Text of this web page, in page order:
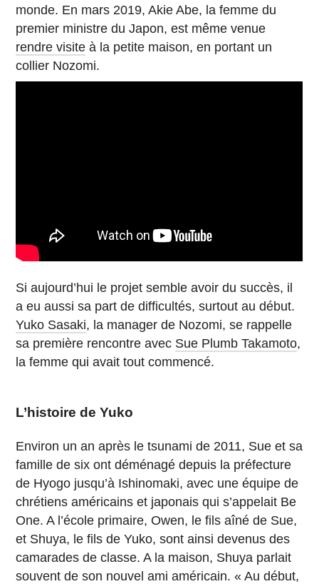
monde. En mars 2019, Akie Abe, la femme du
premier ministre du Japon, est même venue
rendre visite à la petite maison, en portant un
collier Nozomi.
Si aujourd’hui le projet semble avoir du succès, il
a eu aussi sa part de difficultés, surtout au début.
Yuko Sasaki, la manager de Nozomi, se rappelle
sa première rencontre avec Sue Plumb Takamoto,
la femme qui avait tout commencé.
L’histoire de Yuko
Environ un an après le tsunami de 2011, Sue et sa
famille de six ont déménagé depuis la préfecture
de Hyogo jusqu’à Ishinomaki, avec une équipe de
chrétiens américains et japonais qui s’appelait Be
One. A l’école primaire, Owen, le fils aîné de Sue,
et Shuya, le fils de Yuko, sont ainsi devenus des
camarades de classe. A la maison, Shuya parlait
souvent de son nouvel ami américain. « Au début,